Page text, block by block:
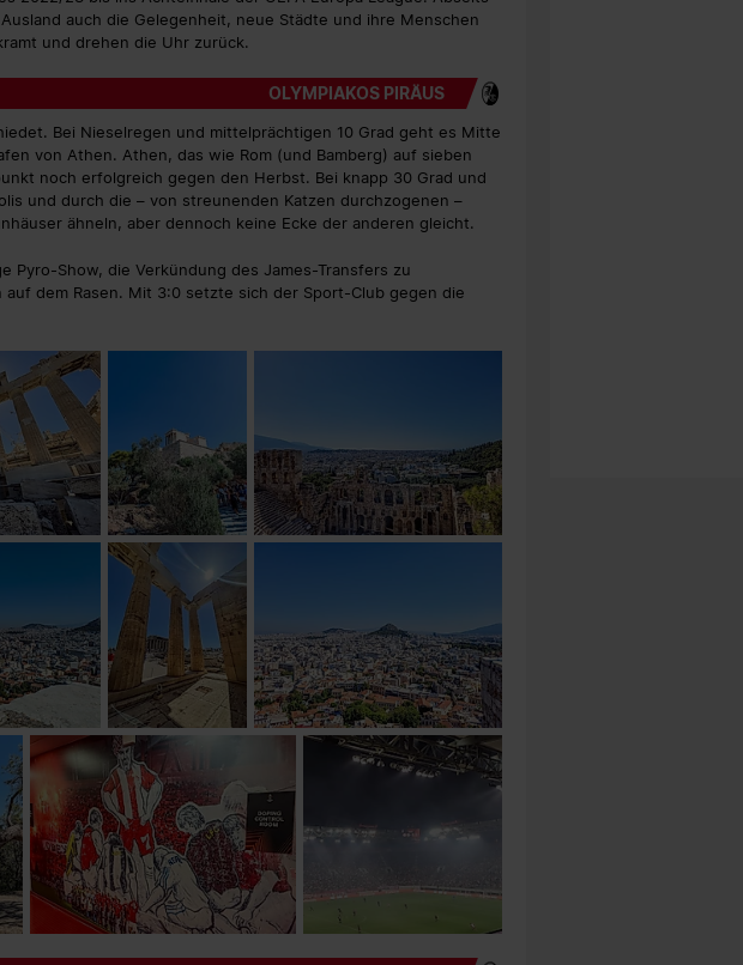
auch die Gelegenheit, neue Städte und ihre Menschen
und drehen die Uhr zurück.
OLYMPIAKOS PIRÄUS
Bei Nieselregen und mittelprächtigen 10 Grad geht es Mitte
von Athen. Athen, das wie Rom (und Bamberg) auf sieben
noch erfolgreich gegen den Herbst. Bei knapp 30 Grad und
und durch die – von streunenden Katzen durchzogenen –
ähneln, aber dennoch keine Ecke der anderen gleicht.
Pyro-Show, die Verkündung des James-Transfers zu
dem Rasen. Mit 3:0 setzte sich der Sport-Club gegen die